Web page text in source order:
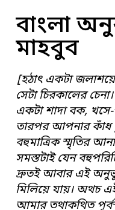
বাংলা
মাহবুব
[হঠাৎ একটা
সেটা চিরকালের চেনা।
একটা শাদা বক,
তারপর আপনার কাঁধ
বহুমাত্রিক স্মৃতির
সমস্তটাই যেন
দ্রুতই আবার এই
মিলিয়ে যায়। অথচ
আমার তথাকথিত